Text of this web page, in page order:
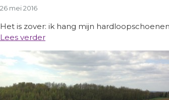
26 mei 2016
Het is zover: ik hang mijn
Lees verder